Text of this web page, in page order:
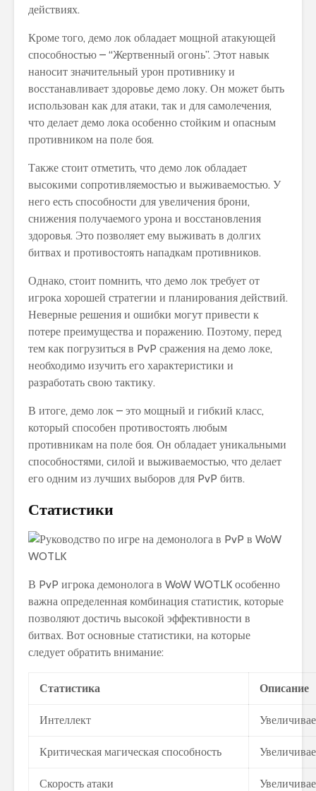
действиях.
Кроме того, демо лок обладает мощной атакующей
способностью – “Жертвенный огонь”. Этот навык
наносит значительный урон противнику и
восстанавливает здоровье демо локу. Он может быть
использован как для атаки, так и для самолечения,
что делает демо лока особенно стойким и опасным
противником на поле боя.
Также стоит отметить, что демо лок обладает
высокими сопротивляемостью и выживаемостью. У
него есть способности для увеличения брони,
снижения получаемого урона и восстановления
здоровья. Это позволяет ему выживать в долгих
битвах и противостоять нападкам противников.
Однако, стоит помнить, что демо лок требует от
игрока хорошей стратегии и планирования действий.
Неверные решения и ошибки могут привести к
потере преимущества и поражению. Поэтому, перед
тем как погрузиться в PvP сражения на демо локе,
необходимо изучить его характеристики и
разработать свою тактику.
В итоге, демо лок – это мощный и гибкий класс,
который способен противостоять любым
противникам на поле боя. Он обладает уникальными
способностями, силой и выживаемостью, что делает
его одним из лучших выборов для PvP битв.
Статистики
В PvP игрока демонолога в WoW WOTLK особенно
важна определенная комбинация статистик, которые
позволяют достичь высокой эффективности в
битвах. Вот основные статистики, на которые
следует обратить внимание:
Статистика Описание
Интеллект
Критическая магическая способность
Скорость атаки